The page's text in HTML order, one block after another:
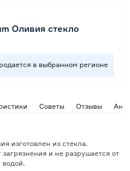
Оливия стекло
в выбранном регионе
Советы Отзывы
изготовлен из стекла.
и не разрушается от
водой.